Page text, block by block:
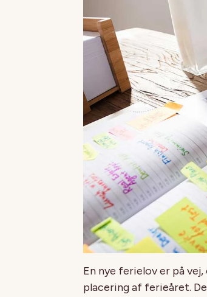
En nye ferielov er på
placering af ferieåret.